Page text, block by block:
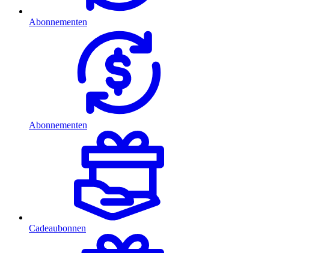
Abonnementen
Abonnementen
Cadeaubonnen